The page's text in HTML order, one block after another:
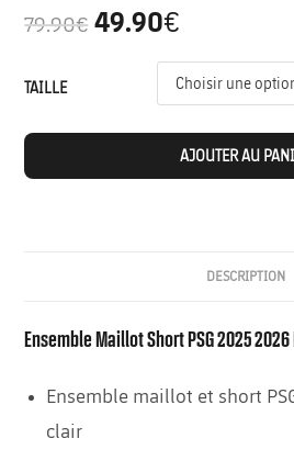
79.90€ 49.90€
TAILLE
AJOUTER AU
DESCRIPTION
Ensemble Maillot Short PSG 2025
Ensemble maillot et short
clair